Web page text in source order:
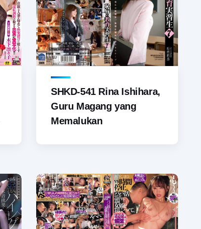
SHKD-541 Rina Ishihara,
Guru Magang yang
Memalukan